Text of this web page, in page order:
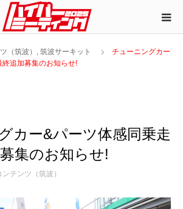
（筑波） , 筑波サーキット
チューニングカー
追加募集のお知らせ!
カー&パーツ体感同乗走
集のお知らせ!
ンテンツ（筑波）